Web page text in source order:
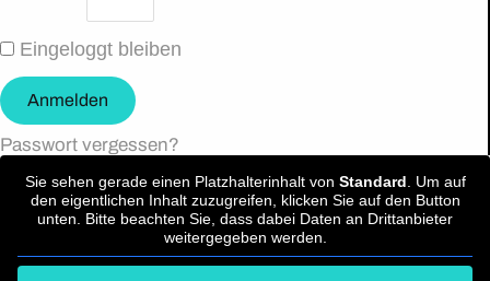
Eingeloggt bleiben
Anmelden
Passwort vergessen?
Sie sehen gerade einen Platzhalterinhalt von Standard . Um auf
den eigentlichen Inhalt zuzugreifen, klicken Sie auf den Button
unten. Bitte beachten Sie, dass dabei Daten an Drittanbieter
weitergegeben werden.